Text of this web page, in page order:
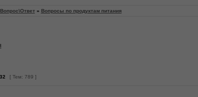
Вопрос\Ответ» Вопросы по продуктам питания
32 [ Тем: 789 ]